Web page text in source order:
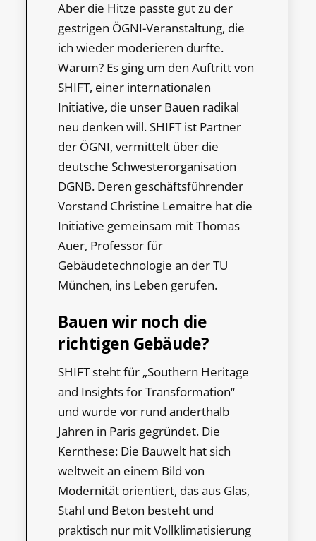
Aber die Hitze passte gut zu der
gestrigen ÖGNI-Veranstaltung, die
ich wieder moderieren durfte.
Warum? Es ging um den Auftritt von
SHIFT, einer internationalen
Initiative, die unser Bauen radikal
neu denken will. SHIFT ist Partner
der ÖGNI, vermittelt über die
deutsche Schwesterorganisation
DGNB. Deren geschäftsführender
Vorstand Christine Lemaitre hat die
Initiative gemeinsam mit Thomas
Auer, Professor für
Gebäudetechnologie an der TU
München, ins Leben gerufen.
Bauen wir noch die
richtigen Gebäude?
SHIFT steht für „Southern Heritage
and Insights for Transformation“
und wurde vor rund anderthalb
Jahren in Paris gegründet. Die
Kernthese: Die Bauwelt hat sich
weltweit an einem Bild von
Modernität orientiert, das aus Glas,
Stahl und Beton besteht und
praktisch nur mit Vollklimatisierung